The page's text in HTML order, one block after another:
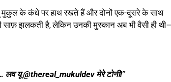
मुकुल के कंधे पर हाथ रखते हैं और दोनों एक-दूसरे के साथ
साफ़ झलकती है, लेकिन उनकी मुस्कान अब भी वैसी ही
लव यू @thereal_mukuldev मेरे टोनी!”